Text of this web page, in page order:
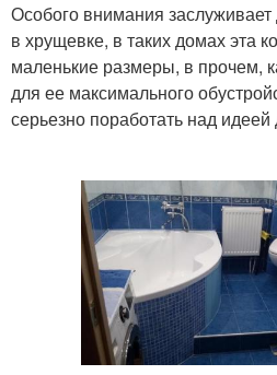
Особого внимания
в хрущевке, в таких домах эта
маленькие размеры, в прочем,
для ее максимального
серьезно поработать над идеей